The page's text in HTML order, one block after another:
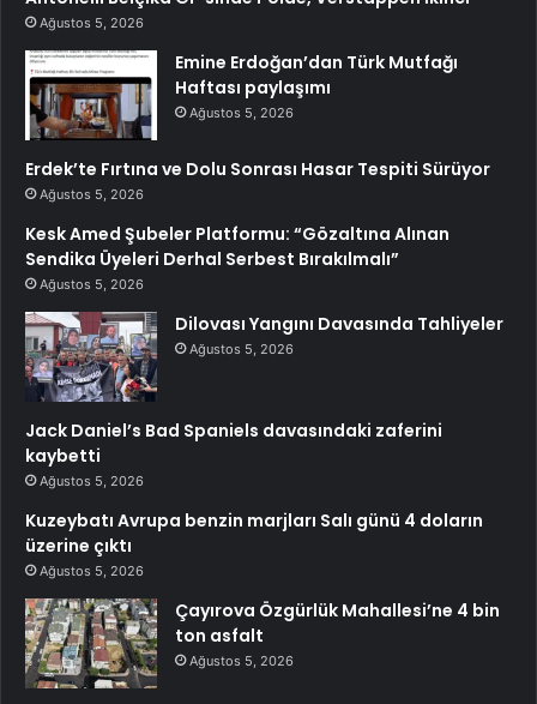
Ağustos 5, 2026
Emine Erdoğan’dan Türk Mutfağı
Haftası paylaşımı
Ağustos 5, 2026
Erdek’te Fırtına ve Dolu Sonrası Hasar Tespiti Sürüyor
Ağustos 5, 2026
Kesk Amed Şubeler Platformu: “Gözaltına Alınan
Sendika Üyeleri Derhal Serbest Bırakılmalı”
Ağustos 5, 2026
Dilovası Yangını Davasında Tahliyeler
Ağustos 5, 2026
Jack Daniel’s Bad Spaniels davasındaki zaferini
kaybetti
Ağustos 5, 2026
Kuzeybatı Avrupa benzin marjları Salı günü 4 doların
üzerine çıktı
Ağustos 5, 2026
Çayırova Özgürlük Mahallesi’ne 4 bin
ton asfalt
Ağustos 5, 2026